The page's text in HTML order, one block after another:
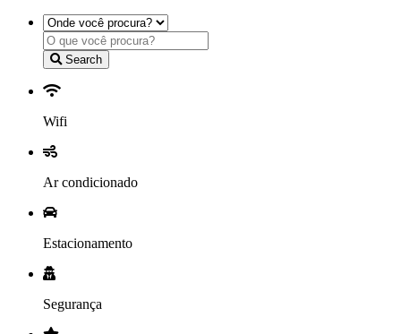
Search
Wifi
Ar condicionado
Estacionamento
Segurança